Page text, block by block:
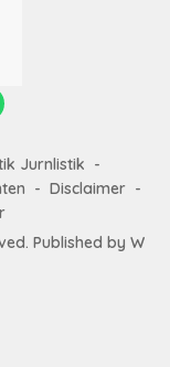
Jurnlistik
Disclaimer
Published by W